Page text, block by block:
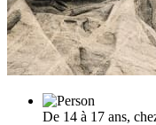
De 14 à 17 ans,